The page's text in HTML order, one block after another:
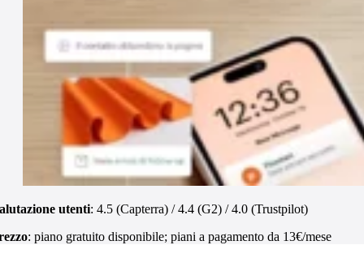
utenti: 4.5 (Capterra) / 4.4 (G2) / 4.0 (Trustpilot)
: piano gratuito disponibile; piani a pagamento da 13€/mese